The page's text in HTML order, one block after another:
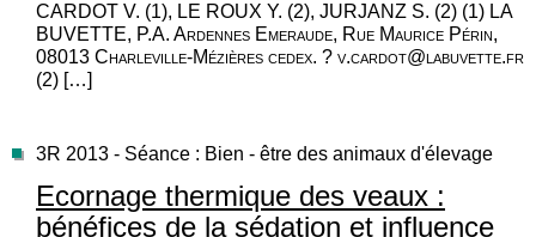
CARDOT V. (1), LE ROUX Y. (2), JURJANZ S. (2) (1) LA
BUVETTE, P.A. Ardennes Emeraude, Rue Maurice Périn,
08013 Charleville-Mézières cedex. ? v.cardot@labuvette.fr
(2) […]
3R 2013 - Séance : Bien - être des animaux d'élevage
Ecornage thermique des veaux :
bénéfices de la sédation et influence